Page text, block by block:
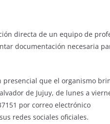
directa de un equipo de
documentación necesaria
que el organismo
de Jujuy, de lunes a
por correo electrónico
redes sociales oficiales.